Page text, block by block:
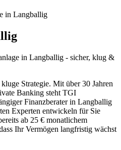
in Langballig
in Langballig - sicher, klug &
Strategie. Mit über 30 Jahren
Banking steht TGI
Finanzberater in Langballig
Experten entwickeln für Sie
ab 25 € monatlichem
Ihr Vermögen langfristig wächst